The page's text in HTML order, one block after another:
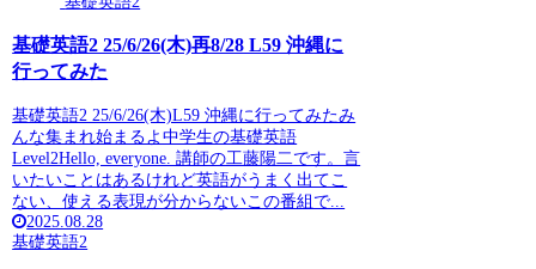
基礎英語2 25/6/26(木)再8/28 L59 沖縄に
行ってみた
基礎英語2 25/6/26(木)L59 沖縄に行ってみたみ
んな集まれ始まるよ中学生の基礎英語
Level2Hello, everyone. 講師の工藤陽二です。言
いたいことはあるけれど英語がうまく出てこ
ない、使える表現が分からないこの番組で...
2025.08.28
基礎英語2